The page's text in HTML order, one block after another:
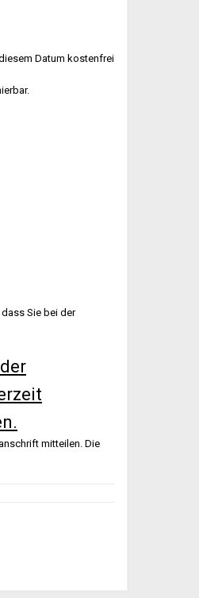
Datum kostenfrei
Sie bei der
mitteilen. Die